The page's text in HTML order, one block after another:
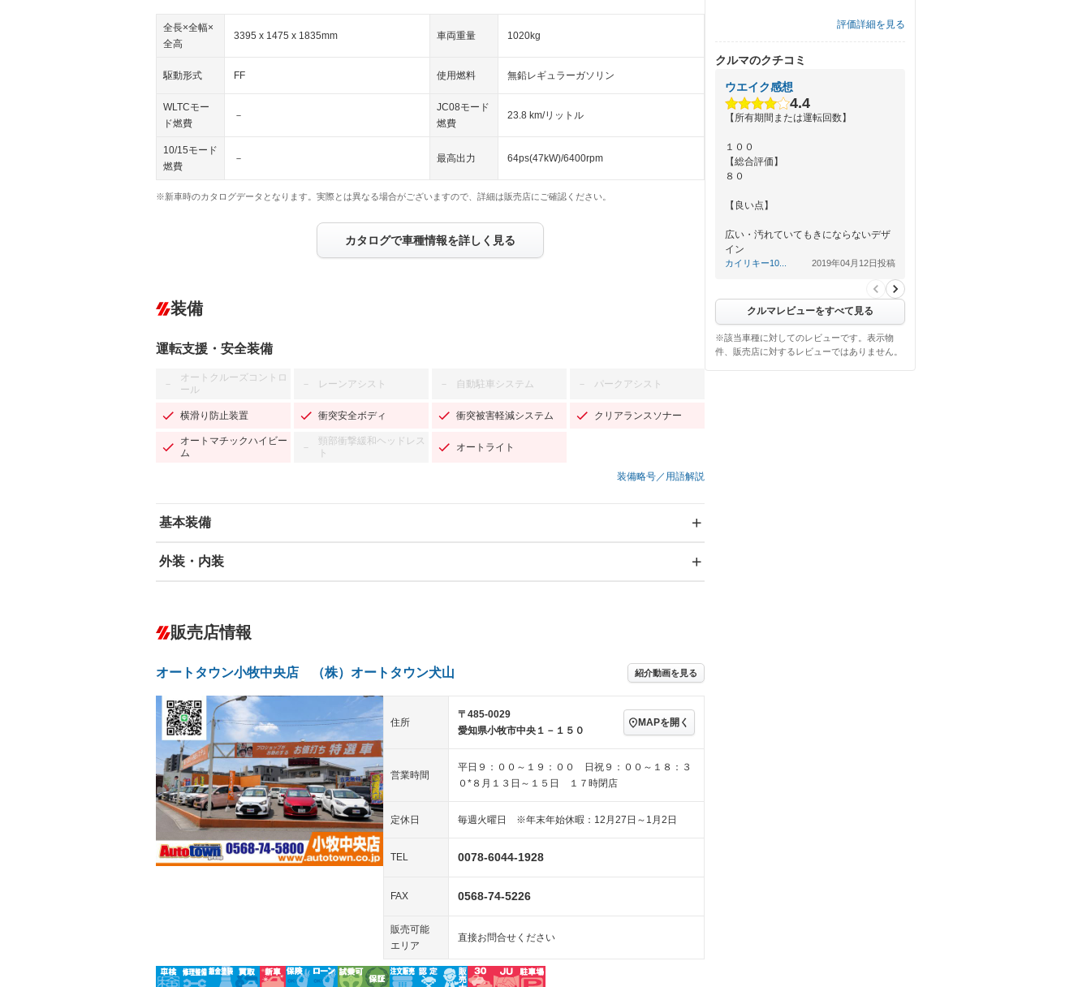
全長×全幅×
全高
3395 x 1475 x 1835mm 車両重量 1020kg
駆動形式 FF 使用燃料 無鉛レギュラーガソリン
WLTCモー
ド燃費
－
JC08モード
燃費
23.8 km/リットル
10/15モード
燃費
－ 最高出力 64ps(47kW)/6400rpm
※新車時のカタログデータとなります。実際とは異なる場合がございますので、詳細は販売店にご確認ください。
カタログで車種情報を詳しく見る
装備
運転支援・安全装備
－
オートクルーズコントロ
ール
－ レーンアシスト － 自動駐車システム － パークアシスト
横滑り防止装置 衝突安全ボディ 衝突被害軽減システム クリアランスソナー
オートマチックハイビー
ム
－
頸部衝撃緩和ヘッドレス
ト
オートライト
装備略号／用語解説
基本装備
エアバッグ：運転席/助手席/サイド
－ ダウンヒルアシストコントロール
Bluetooth接続 100V電源 － センターデフロック
－ レンタカーアップ 展示・試乗車 電動格納ミラー
外装・内装
オーディオ：CDまたはCDチェンジャー／ミュージック
プレイヤー接続可／ミュージックサーバー
－
ヘッドライトウォッシャ
ー
革シート － キーレス
LEDヘッドランプ HID(キセノンライト)
ETC エアロ スマートキー － ローダウン
－ ランフラットタイヤ － パワーシート
フルフラットシート － チップアップシート オットマン － 電動格納サードシート
－ シートヒーター － ウォークスルー 後席モニター － 電動リアゲート
フロントカメラ － シートエアコン
販売店情報
オートタウン小牧中央店 （株）オートタウン犬山 紹介動画を見る
住所
〒485-0029
愛知県小牧市中央１－１５０
MAPを開く
営業時間
平日９：００～１９：００ 日祝９：００～１８：３
０*８月１３日～１５日 １７時閉店
定休日 毎週火曜日 ※年末年始休暇：12月27日～1月2日
TEL 0078-6044-1928
FAX 0568-74-5226
販売可能
エリア
直接お問合せください
評価詳細を見る
クルマのクチコミ
ウエイク感想
4.4
【所有期間または運転回数】
１００
【総合評価】
８０
【良い点】
広い・汚れていてもきにならないデザ
イン
【悪い点】
カイリキー10... 2019年04月12日投稿
クルマレビューをすべて見る
※該当車種に対してのレビューです。表示物
件、販売店に対するレビューではありません。